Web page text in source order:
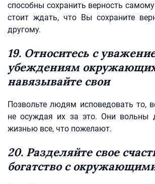
способны сохранить верность
стоит ждать, что Вы сохраните
другому.
19. Относитесь с
убеждениям
навязывайте свои
Позвольте людям исповедовать то,
не осуждая их за это. Они вольны
жизнью все, что пожелают.
20. Разделяйте свое
богатство с